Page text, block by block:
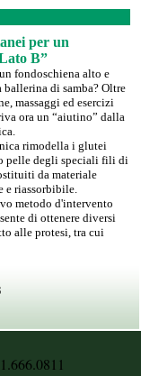
per un
B”
fondoschiena alto e
ballerina di samba? Oltre
massaggi ed esercizi
ora un “aiutino” dalla
rimodella i glutei
pelle degli speciali fili di
da materiale
e riassorbibile.
metodo d'intervento
di ottenere diversi
alle protesi, tra cui